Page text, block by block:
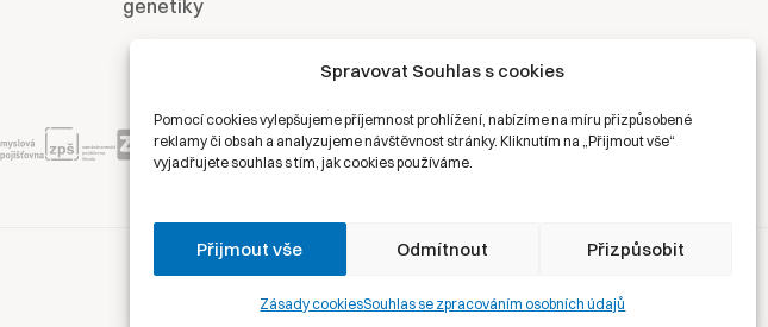
Spravovat Souhlas s cookies
Pomocí cookies vylepšujeme příjemnost prohlížení, nabízíme na míru přizpůsobené
reklamy či obsah a analyzujeme návštěvnost stránky. Kliknutím na „Přijmout vše“
vyjadřujete souhlas s tím, jak cookies používáme.
Přijmout vše Odmítnout Přizpůsobit
Zásady cookiesSouhlas se zpracováním osobních údajů
genetiky